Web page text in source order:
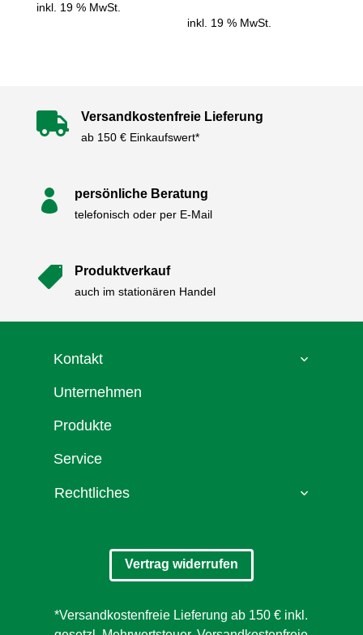
inkl. 19 % MwSt.
inkl. 19 % MwSt.
 Versandkostenfreie Lieferung
ab 150 € Einkaufswert*
 persönliche Beratung
telefonisch oder per E-Mail
 Produktverkauf
auch im stationären Handel
Kontakt
Unternehmen
Produkte
Service
Rechtliches
Vertrag widerrufen
*Versandkostenfreie Lieferung ab 150 € inkl.